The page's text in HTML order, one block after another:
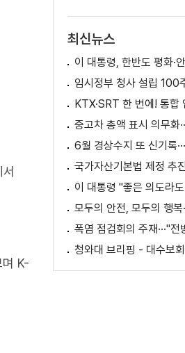
며 K-
최신뉴스
청와대 브리핑 - 대수보